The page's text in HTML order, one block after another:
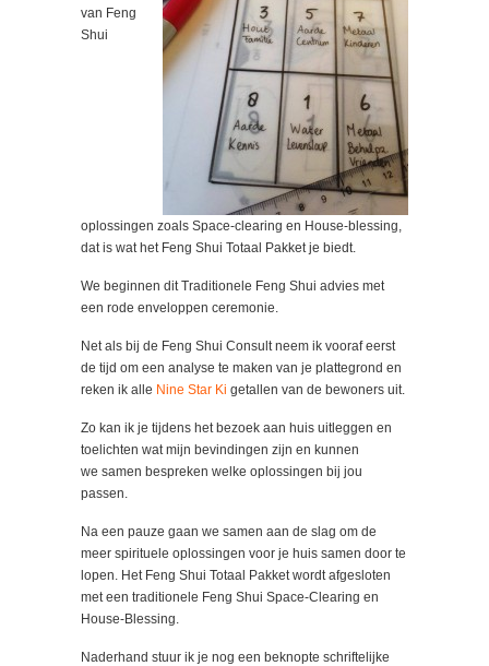
van Feng
Shui
oplossingen zoals Space-clearing en House-blessing,
dat is wat het Feng Shui Totaal Pakket je biedt.
We beginnen dit Traditionele Feng Shui advies met
een rode enveloppen ceremonie.
Net als bij de Feng Shui Consult neem ik vooraf eerst
de tijd om een analyse te maken van je plattegrond en
reken ik alle Nine Star Ki getallen van de bewoners uit.
Zo kan ik je tijdens het bezoek aan huis uitleggen en
toelichten wat mijn bevindingen zijn en kunnen
we samen bespreken welke oplossingen bij jou
passen.
Na een pauze gaan we samen aan de slag om de
meer spirituele oplossingen voor je huis samen door te
lopen. Het Feng Shui Totaal Pakket wordt afgesloten
met een traditionele Feng Shui Space-Clearing en
House-Blessing.
Naderhand stuur ik je nog een beknopte schriftelijke